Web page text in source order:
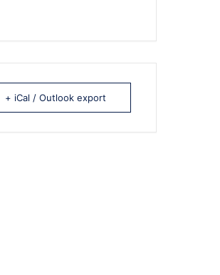
+ iCal / Outlook export